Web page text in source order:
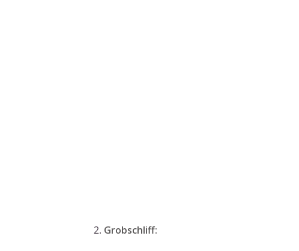
2. Grobschliff: